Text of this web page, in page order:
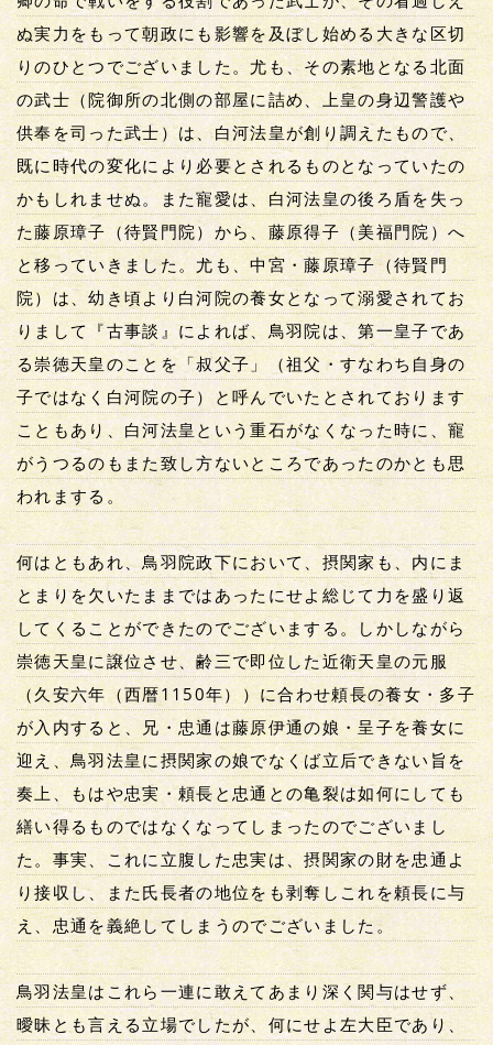
ぬ実力をもって朝政にも影響を及ぼし始める大きな区切
りのひとつでございました。尤も、その素地となる北面
の武士（院御所の北側の部屋に詰め、上皇の身辺警護や
供奉を司った武士）は、白河法皇が創り調えたもので、
既に時代の変化により必要とされるものとなっていたの
かもしれませぬ。また寵愛は、白河法皇の後ろ盾を失っ
た藤原璋子（待賢門院）から、藤原得子（美福門院）へ
と移っていきました。尤も、中宮・藤原璋子（待賢門
院）は、幼き頃より白河院の養女となって溺愛されてお
りまして『古事談』によれば、鳥羽院は、第一皇子であ
る崇徳天皇のことを「叔父子」（祖父・すなわち自身の
子ではなく白河院の子）と呼んでいたとされております
こともあり、白河法皇という重石がなくなった時に、寵
がうつるのもまた致し方ないところであったのかとも思
われまする。
何はともあれ、鳥羽院政下において、摂関家も、内にま
とまりを欠いたままではあったにせよ総じて力を盛り返
してくることができたのでございまする。しかしながら
崇徳天皇に譲位させ、齢三で即位した近衛天皇の元服
（久安六年（西暦1150年））に合わせ頼長の養女・多子
が入内すると、兄・忠通は藤原伊通の娘・呈子を養女に
迎え、鳥羽法皇に摂関家の娘でなくば立后できない旨を
奏上、もはや忠実・頼長と忠通との亀裂は如何にしても
繕い得るものではなくなってしまったのでございまし
た。事実、これに立腹した忠実は、摂関家の財を忠通よ
り接収し、また氏長者の地位をも剥奪しこれを頼長に与
え、忠通を義絶してしまうのでございました。
鳥羽法皇はこれら一連に敢えてあまり深く関与はせず、
曖昧とも言える立場でしたが、何にせよ左大臣であり、